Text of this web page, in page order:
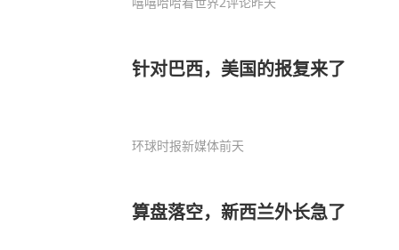
针对巴西，美国的报复来了
环球时报新媒体前天
算盘落空，新西兰外长急了